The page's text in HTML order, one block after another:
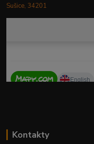
Sušice, 34201
Kontakty